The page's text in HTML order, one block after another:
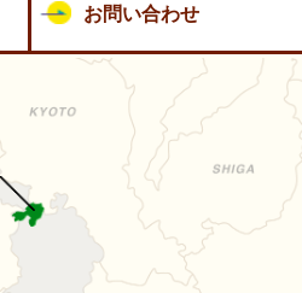
お問い合わせ